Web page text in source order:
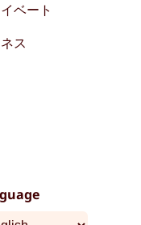
ベート
ス